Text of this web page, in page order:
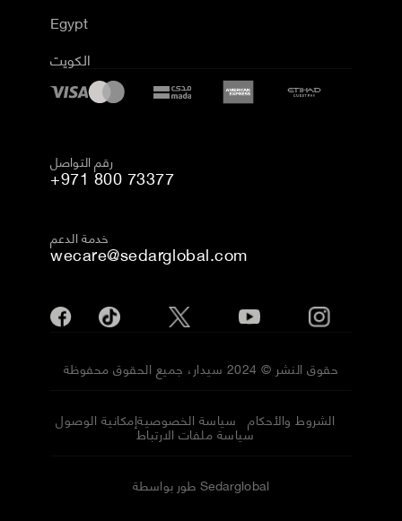
Egypt
الكويت
رقم التواصل
+971 800 73377
خدمة الدعم
wecare@sedarglobal.com
حقوق النشر © 2024 سيدار، جميع الحقوق محفوظة
إمكانية الوصولسياسة الخصوصية الشروط والأحكام
سياسة ملفات الارتباط
طور بواسطة Sedarglobal